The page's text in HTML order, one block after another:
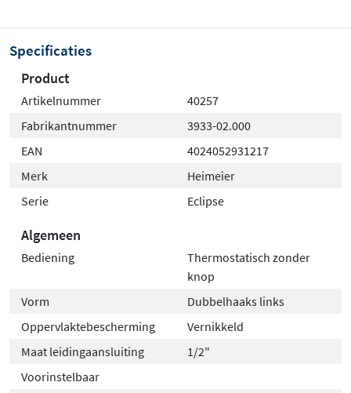
Specificaties
Product
Artikelnummer
40257
Fabrikantnummer
3933-02.000
EAN
4024052931217
Merk
Heimeier
Serie
Eclipse
Algemeen
Bediening
Thermostatisch zonder
knop
Vorm
Dubbelhaaks links
Oppervlaktebescherming
Vernikkeld
Maat leidingaansluiting
1/2"
Voorinstelbaar